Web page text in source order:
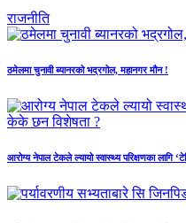
राजनीति
ठमेलमा चुनावी ब्यानरको भद्रगोल, महानगर मौन !
आरोग्य नेपाल टेकले ल्यायो स्वास्थ्य परिक्षणका